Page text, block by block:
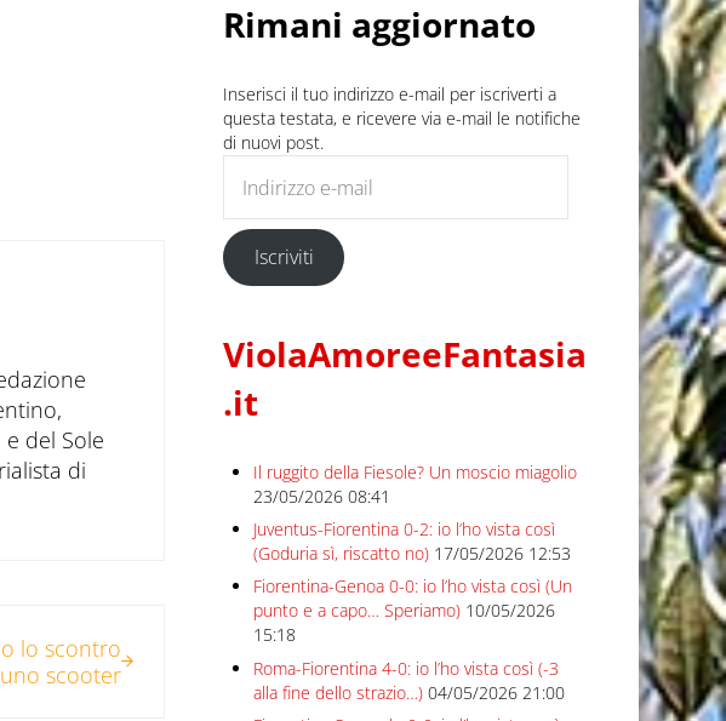
del Sole
di
lo scontro
scooter
Rimani aggiornato
Inserisci il tuo indirizzo e-mail per iscriverti a
questa testata, e ricevere via e-mail le notifiche
di nuovi post.
Iscriviti
ViolaAmoreeFantasia
.it
Il ruggito della Fiesole? Un moscio miagolio
23/05/2026 08:41
Juventus-Fiorentina 0-2: io l’ho vista così
(Goduria sì, riscatto no) 17/05/2026 12:53
Fiorentina-Genoa 0-0: io l’ho vista così (Un
punto e a capo… Speriamo) 10/05/2026
15:18
Roma-Fiorentina 4-0: io l’ho vista così (-3
alla fine dello strazio…) 04/05/2026 21:00